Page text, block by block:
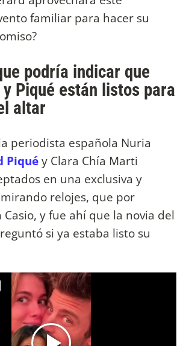
familiar para hacer su
podría indicar que
Piqué están listos para
altar
periodista española Nuria
Piquéy Clara Chía Marti
en una exclusiva y
relojes, que por
y fue ahí que la novia del
si ya estaba listo su